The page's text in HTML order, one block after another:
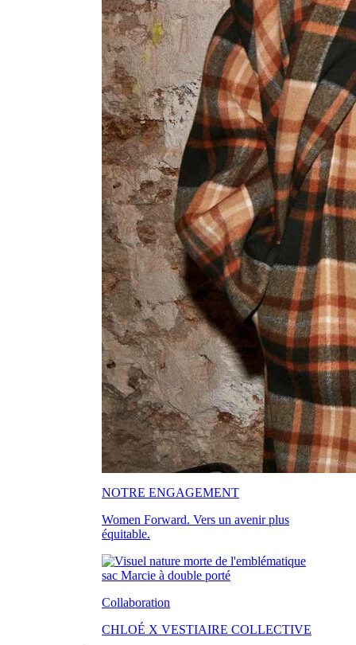
NOTRE ENGAGEMENT
Women Forward. Vers un avenir plus
équitable.
Collaboration
CHLOÉ X VESTIAIRE COLLECTIVE